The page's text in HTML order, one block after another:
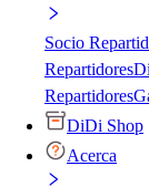
Socio
Repartidores
Repartidores
DiDi Shop
Acerca